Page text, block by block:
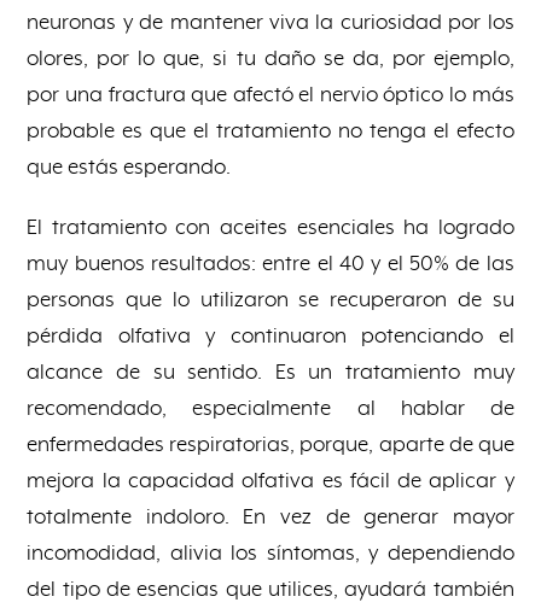
neuronas y de mantener viva la curiosidad por los
olores, por lo que, si tu daño se da, por ejemplo,
por una fractura que afectó el nervio óptico lo más
probable es que el tratamiento no tenga el efecto
que estás esperando.
El tratamiento con aceites esenciales ha logrado
muy buenos resultados: entre el 40 y el 50% de las
personas que lo utilizaron se recuperaron de su
pérdida olfativa y continuaron potenciando el
alcance de su sentido. Es un tratamiento muy
recomendado, especialmente al hablar de
enfermedades respiratorias, porque, aparte de que
mejora la capacidad olfativa es fácil de aplicar y
totalmente indoloro. En vez de generar mayor
incomodidad, alivia los síntomas, y dependiendo
del tipo de esencias que utilices, ayudará también